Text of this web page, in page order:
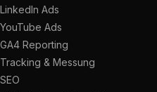
LinkedIn Ads
YouTube Ads
GA4 Reporting
Tracking & Messung
SEO